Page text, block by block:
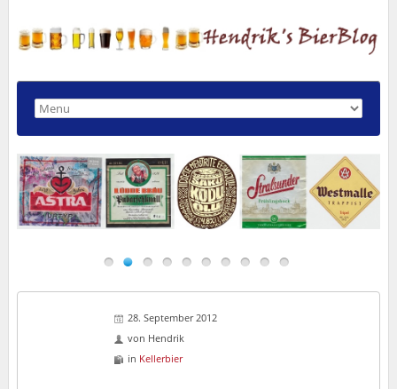
28. September 2012
von Hendrik
in Kellerbier